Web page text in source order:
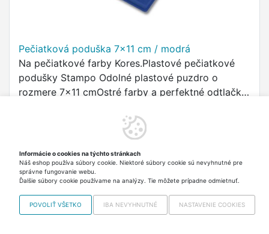
Pečiatková poduška 7x11 cm / modrá
Na pečiatkové farby Kores.Plastové pečiatkové
podušky Stampo Odolné plastové puzdro o
rozmere 7x11 cmOstré farby a perfektné odtlačky
životnosťPrevedenie v 6 farbách: …
Do košíka
Informácie o cookies na týchto stránkach
Náš eshop používa súbory cookie. Niektoré súbory cookie sú nevyhnutné pre
správne fungovanie webu.
Ďalšie súbory cookie používame na analýzy. Tie môžete prípadne odmietnuť.
POVOLIŤ VŠETKO IBA NEVYHNUTNÉ NASTAVENIE COOKIES